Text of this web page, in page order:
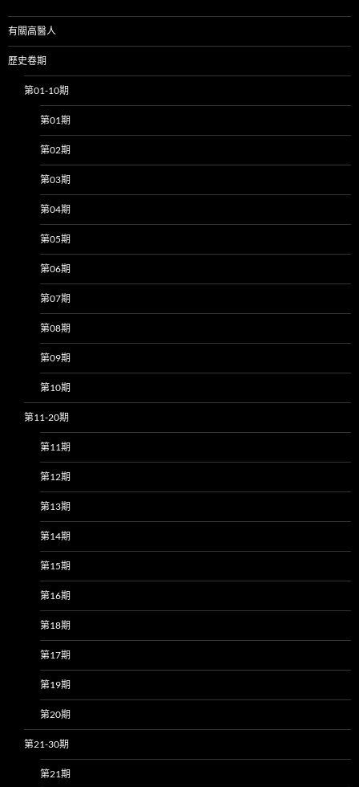
有關高醫人
歷史卷期
第01-10期
第01期
第02期
第03期
第04期
第05期
第06期
第07期
第08期
第09期
第10期
第11-20期
第11期
第12期
第13期
第14期
第15期
第16期
第18期
第17期
第19期
第20期
第21-30期
第21期